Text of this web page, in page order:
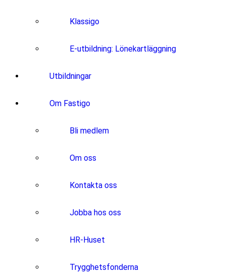
Klassigo
E-utbildning: Lönekartläggning
Utbildningar
Om Fastigo
Bli medlem
Om oss
Kontakta oss
Jobba hos oss
HR-Huset
Trygghetsfonderna